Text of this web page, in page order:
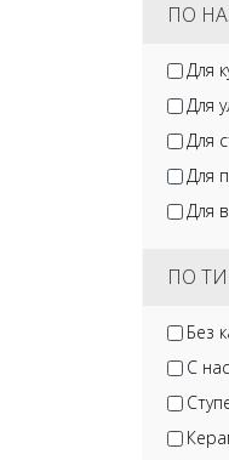
ПО
Для
Для
Для
Для
Для
ПО
Без
С